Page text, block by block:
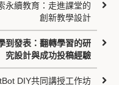
永續教育：走進課堂的
創新教學設計
到發表：翻轉學習的研
究設計與成功投稿經驗
DIY共同講授工作坊